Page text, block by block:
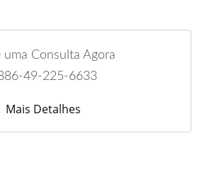
uma Consulta Agora
49-225-6633
Mais Detalhes